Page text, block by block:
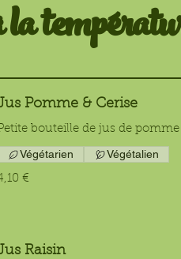
Pomme & Cerise
bouteille de jus de
€
Végétarien Végétalien
Raisin